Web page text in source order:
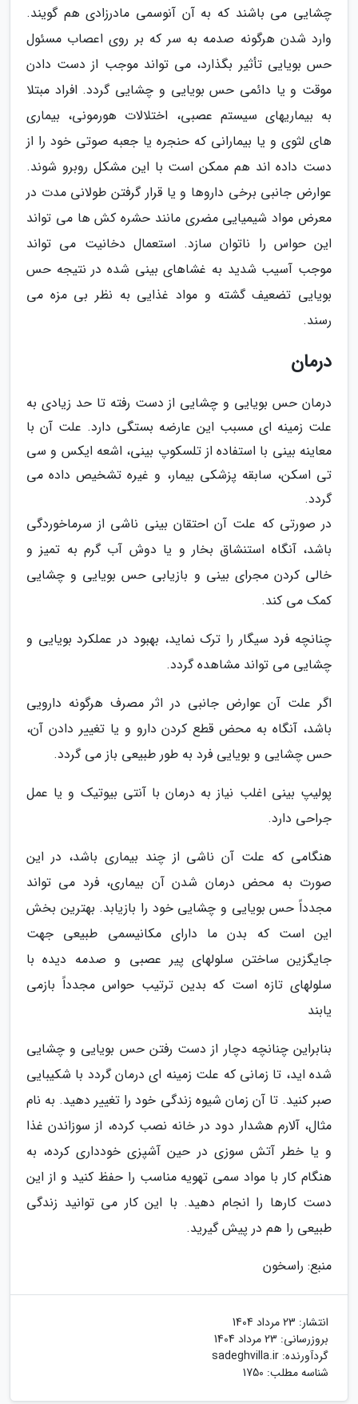
چشایی می باشند که به آن آنوسمی مادرزادی هم گویند.
وارد شدن هرگونه صدمه به سر که بر روی اعصاب مسئول
حس بویایی تأثیر بگذارد، می تواند موجب از دست دادن
موقت و یا دائمی حس بویایی و چشایی گردد. افراد مبتلا
به بیماریهای سیستم عصبی، اختلالات هورمونی، بیماری
های لثوی و یا بیمارانی که حنجره یا جعبه صوتی خود را از
دست داده اند هم ممکن است با این مشکل روبرو شوند.
عوارض جانبی برخی داروها و یا قرار گرفتن طولانی مدت در
معرض مواد شیمیایی مضری مانند حشره کش ها می تواند
این حواس را ناتوان سازد. استعمال دخانیت می تواند
موجب آسیب شدید به غشاهای بینی شده در نتیجه حس
بویایی تضعیف گشته و مواد غذایی به نظر بی مزه می
رسند.
درمان
درمان حس بویایی و چشایی از دست رفته تا حد زیادی به
علت زمینه ای مسبب این عارضه بستگی دارد. علت آن با
معاینه بینی با استفاده از تلسکوپ بینی، اشعه ایکس و سی
تی اسکن، سابقه پزشکی بیمار، و غیره تشخیص داده می
گردد.
در صورتی که علت آن احتقان بینی ناشی از سرماخوردگی
باشد، آنگاه استنشاق بخار و یا دوش آب گرم به تمیز و
خالی کردن مجرای بینی و بازیابی حس بویایی و چشایی
کمک می کند.
چنانچه فرد سیگار را ترک نماید، بهبود در عملکرد بویایی و
چشایی می تواند مشاهده گردد.
اگر علت آن عوارض جانبی در اثر مصرف هرگونه دارویی
باشد، آنگاه به محض قطع کردن دارو و یا تغییر دادن آن،
حس چشایی و بویایی فرد به طور طبیعی باز می گردد.
پولیپ بینی اغلب نیاز به درمان با آنتی بیوتیک و یا عمل
جراحی دارد.
هنگامی که علت آن ناشی از چند بیماری باشد، در این
صورت به محض درمان شدن آن بیماری، فرد می تواند
مجدداً حس بویایی و چشایی خود را بازیابد. بهترین بخش
این است که بدن ما دارای مکانیسمی طبیعی جهت
جایگزین ساختن سلولهای پیر عصبی و صدمه دیده با
سلولهای تازه است که بدین ترتیب حواس مجدداً بازمی
یابند
بنابراین چنانچه دچار از دست رفتن حس بویایی و چشایی
شده اید، تا زمانی که علت زمینه ای درمان گردد با شکیبایی
صبر کنید. تا آن زمان شیوه زندگی خود را تغییر دهید. به نام
مثال، آلارم هشدار دود در خانه نصب کرده، از سوزاندن غذا
و یا خطر آتش سوزی در حین آشپزی خودداری کرده، به
هنگام کار با مواد سمی تهویه مناسب را حفظ کنید و از این
دست کارها را انجام دهید. با این کار می توانید زندگی
طبیعی را هم در پیش گیرید.
منبع: راسخون
انتشار: 23 مرداد 1404
بروزرسانی: 23 مرداد 1404
گردآورنده: sadeghvilla.ir
شناسه مطلب: 1750